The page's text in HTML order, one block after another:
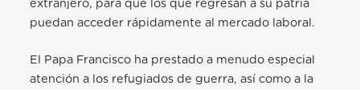
extranjero, para que los que regresan a su patria
puedan acceder rápidamente al mercado laboral.
El Papa Francisco ha prestado a menudo especial
atención a los refugiados de guerra, así como a la